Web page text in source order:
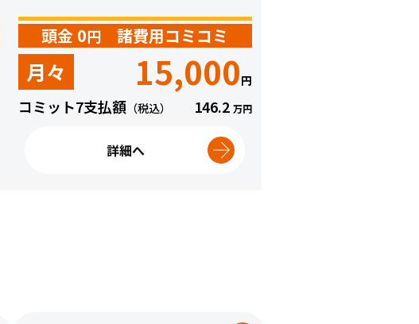
頭金 0円 諸費用コミコミ
月々 15,000円
コミット7支払額 （税込） 146.2 万円
詳細へ